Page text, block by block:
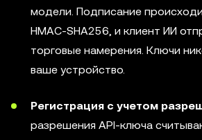
модели. Подписание
HMAC-SHA256, и клиент ИИ
торговые намерения. Ключи
ваше устройство.
Регистрация с учетом
разрешения API-ключа